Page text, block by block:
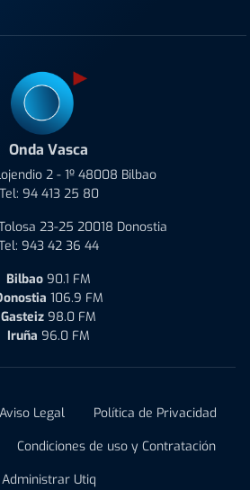
Onda Vasca
2 - 1º 48008 Bilbao
Tel: 94 413 25 80
23-25 20018 Donostia
943 42 36 44
Bilbao 90.1 FM
106.9 FM
Gasteiz 98.0 FM
Iruña 96.0 FM
Aviso Legal
Política de Privacidad
Condiciones de uso y Contratación
Administrar Utiq